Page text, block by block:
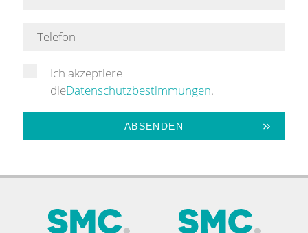
Ich akzeptiere
dieDatenschutzbestimmungen.